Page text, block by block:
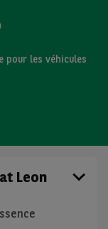
pour les véhicules
Leon